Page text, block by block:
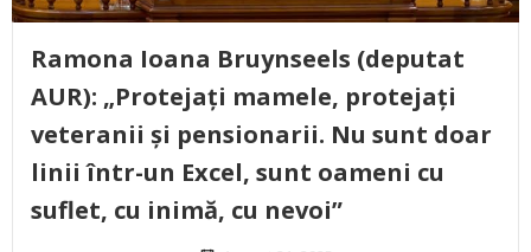
Ramona Ioana Bruynseels (deputat
AUR): „Protejați mamele, protejați
veteranii și pensionarii. Nu sunt doar
linii într-un Excel, sunt oameni cu
suflet, cu inimă, cu nevoi”